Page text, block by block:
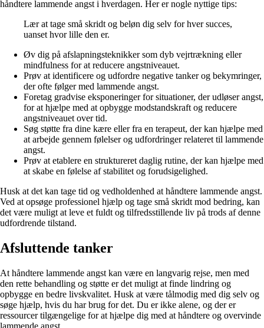
håndtere lammende angst i hverdagen. Her er nogle nyttige tips:
Lær at tage små skridt og beløn dig selv for hver succes,
uanset hvor lille den er.
Øv dig på afslapningsteknikker som dyb vejrtrækning eller
mindfulness for at reducere angstniveauet.
Prøv at identificere og udfordre negative tanker og bekymringer,
der ofte følger med lammende angst.
Foretag gradvise eksponeringer for situationer, der udløser angst,
for at hjælpe med at opbygge modstandskraft og reducere
angstniveauet over tid.
Søg støtte fra dine kære eller fra en terapeut, der kan hjælpe med
at arbejde gennem følelser og udfordringer relateret til lammende
angst.
Prøv at etablere en struktureret daglig rutine, der kan hjælpe med
at skabe en følelse af stabilitet og forudsigelighed.
Husk at det kan tage tid og vedholdenhed at håndtere lammende angst.
Ved at opsøge professionel hjælp og tage små skridt mod bedring, kan
det være muligt at leve et fuldt og tilfredsstillende liv på trods af denne
udfordrende tilstand.
Afsluttende tanker
At håndtere lammende angst kan være en langvarig rejse, men med
den rette behandling og støtte er det muligt at finde lindring og
opbygge en bedre livskvalitet. Husk at være tålmodig med dig selv og
søge hjælp, hvis du har brug for det. Du er ikke alene, og der er
ressourcer tilgængelige for at hjælpe dig med at håndtere og overvinde
lammende angst.